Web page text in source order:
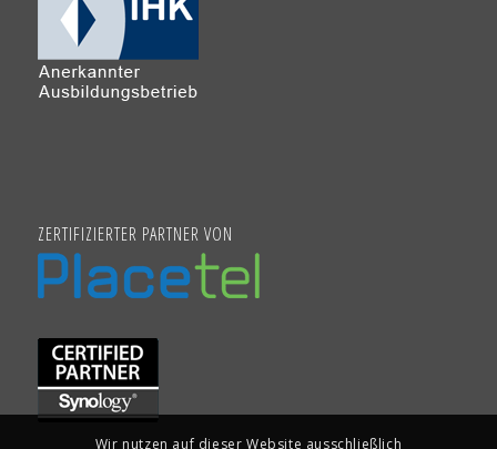
ZERTIFIZIERTER PARTNER VON
Wir nutzen auf dieser Website ausschließlich